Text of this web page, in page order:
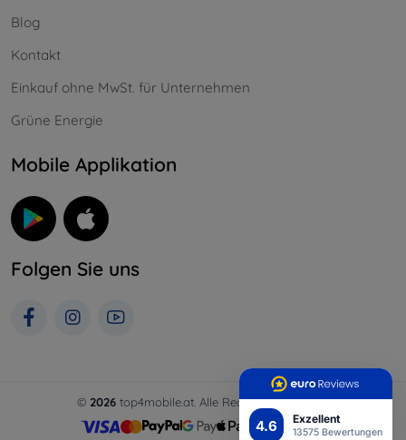
4.6 Exzellent
13575 Bewertungen
Blog
Kontakt
Einkauf ohne MwSt. für Unternehmen
Grüne Energie
Mobile Applikation
Folgen Sie uns
© 2026top4mobile.at. Alle Rechte vorbehalten.